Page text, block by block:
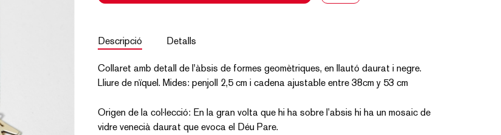
Descripció Detalls
Collaret amb detall de l'àbsis de formes geomètriques, en llautó daurat i negre.
Lliure de nïquel. Mides: penjoll 2,5 cm i cadena ajustable entre 38cm y 53 cm
Origen de la col·lecció: En la gran volta que hi ha sobre l’absis hi ha un mosaic de
vidre venecià daurat que evoca el Déu Pare.